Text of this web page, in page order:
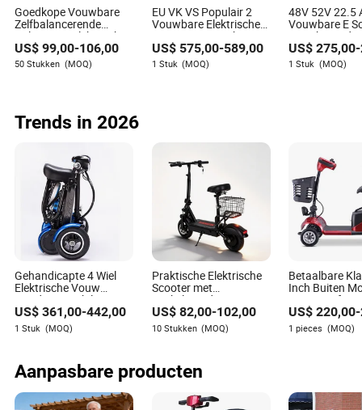
Goedkope Vouwbare
Zelfbalancerende
Volwassen Elektrische
Mobiliteit Scooter 350W
36V Lithiumbatterij
US$99,00-106,00
50 Stukken (MOQ)
EU VK VS Populair 2
Vouwbare Elektrische
Scooter 48V21ah
1200W Motor 10" Off-
Road Ebike Scooter
Goedkope Vouwbare
US$ 575,00-589,00
1 Stuk (MOQ)
48V 52V 22.5
Vouwbare E
11inch Band
Bereik
Scooter
US$275,00-
1 Stuk (MOQ)
Trends in 2026
Gehandicapte 4 Wiel
Elektrische Vouw
Handicap Mobiliteit
Scooter voor Ouderen
US$361,00-442,00
1 Stuk (MOQ)
Praktische Elektrische
Scooter met
Winkelmand Grote
Capaciteit Opslag
Gemakkelijk Reizen
US$ 82,00-102,00
10 Stukken (MOQ)
Betaalbare
Inch Buiten
Scooter
met
Grote
US$220,00-
1 pieces (MOQ)
Aanpasbare producten